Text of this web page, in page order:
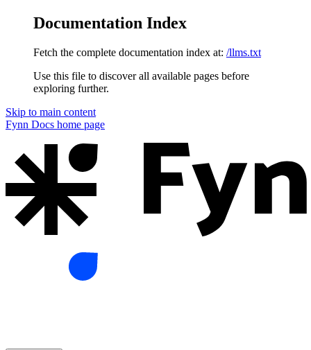
Documentation Index
Fetch the complete documentation index at: /llms.txt
Use this file to discover all available pages before
exploring further.
Skip to main content
Fynn Docs home page